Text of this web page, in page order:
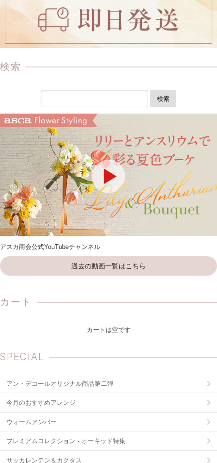
検索
検索
アスカ商会公式YouTubeチャンネル
過去の動画一覧はこちら
カート
カートは空です
SPECIAL
アン・デコールオリジナル商品第二弾
今月のおすすめアレンジ
ウォームアンバー
プレミアムコレクション - オーキッド特集
サッカレンテン＆カクタス